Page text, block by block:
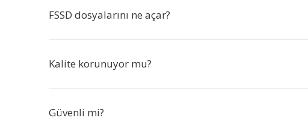
FSSD dosyalarını ne açar?
Kalite korunuyor mu?
Güvenli mi?